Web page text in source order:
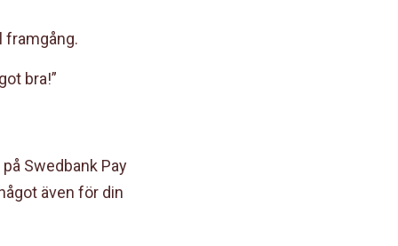
framgång.
bra!”
Swedbank Pay
även för din